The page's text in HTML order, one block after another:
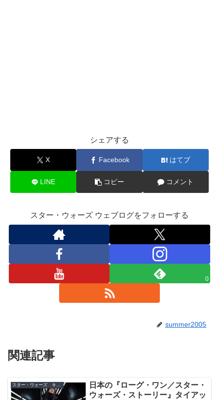
シェアする
X Facebook はてブ
LINE コピー コメント
スター・ウォーズ ウェブログをフォローする
0
summer2005
関連記事
スター・ウォーズ キャンペーン
日本の『ローグ・ワン／スター・
ウォーズ・ストーリー』タイアッ